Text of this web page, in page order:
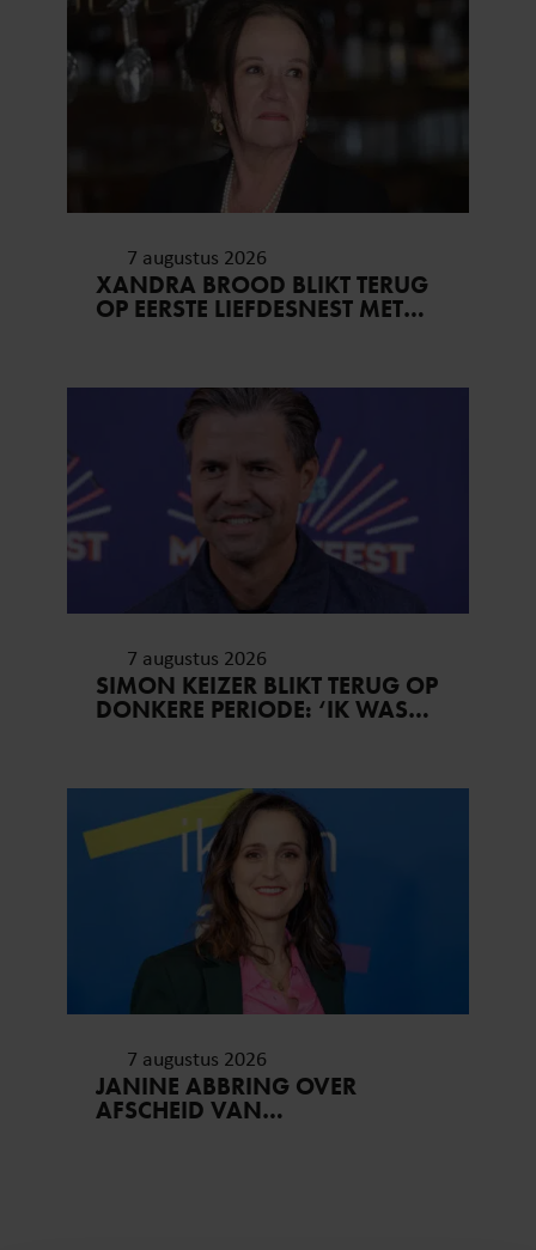
7 augustus 2026
XANDRA BROOD BLIKT TERUG
OP EERSTE LIEFDESNEST MET
7 augustus 2026
SIMON KEIZER BLIKT TERUG OP
DONKERE PERIODE: ‘IK WAS
7 augustus 2026
JANINE ABBRING OVER
AFSCHEID VAN